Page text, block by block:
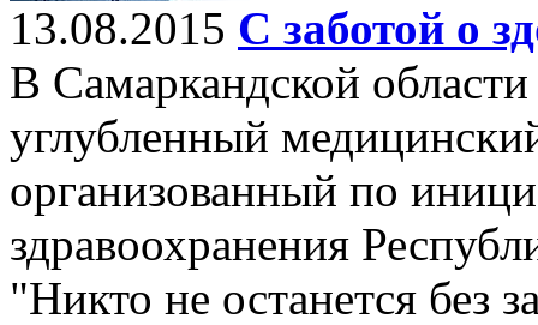
13.08.2015 С заботой о
В Самаркандской
углубленный
организованный по
здравоохранения
"Никто не останется без